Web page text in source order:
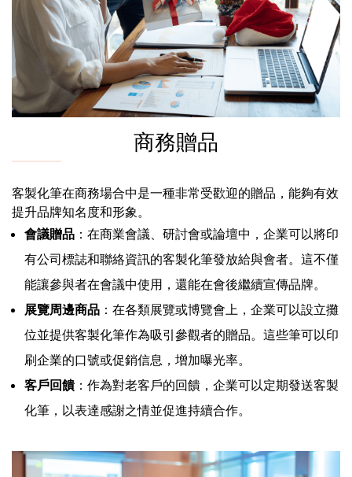
商務贈品
客製化筆在商務場合中是一種非常受歡迎的贈品，能夠有效
提升品牌知名度和形象。
會議贈品 ：在商業會議、研討會或論壇中，企業可以將印
有公司標誌和聯絡資訊的客製化筆發放給與會者。這不僅
能讓參與者在會議中使用，還能在會後繼續宣傳品牌。
展覽周邊商品 ：在各類展覽或博覽會上，企業可以設立攤
位並提供客製化筆作為吸引參觀者的贈品。這些筆可以印
刷企業的口號或促銷信息，增加曝光率。
客戶回饋：作為對老客戶的回饋，企業可以定期發送客製
化筆，以表達感謝之情並促進持續合作。